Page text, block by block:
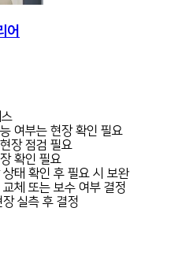
어
여부는 현장 확인 필요
장 점검 필요
확인 필요
태 확인 후 필요 시 보완
체 또는 보수 여부 결정
실측 후 결정